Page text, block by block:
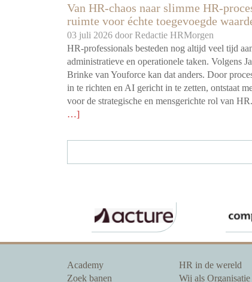
Van HR-chaos naar slimme HR-
ruimte voor échte toegevoegde
03 juli 2026 door Redactie HRMorgen
HR-professionals besteden nog altijd veel tijd
administratieve en operationele taken. Volgens
Brinke van Youforce kan dat anders. Door
in te richten en AI gericht in te zetten, ontstaat
voor de strategische en mensgerichte rol van HR.
…]
Academy
Zoek banen
HR in de wereld
Wij als Organisatie